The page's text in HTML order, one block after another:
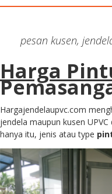
pesan kusen,
Harga
Hargajendelaupvc.com
jendela maupun kusen
hanya itu, jenis atau type